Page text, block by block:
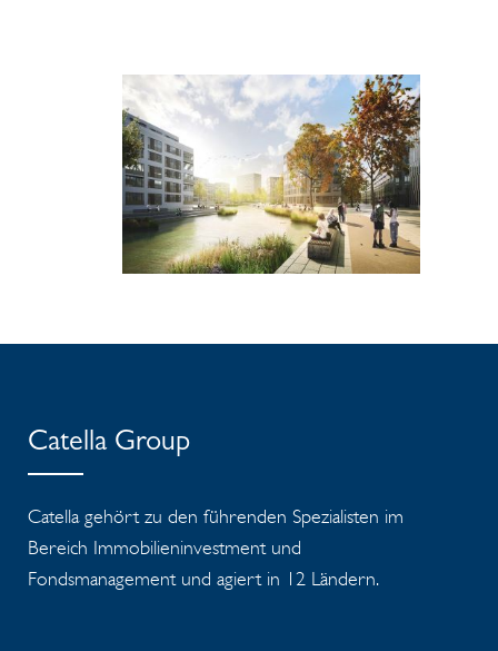
Catella Group
Catella gehört zu den führenden Spezialisten im
Bereich Immobilieninvestment und
Fondsmanagement und agiert in 12 Ländern.